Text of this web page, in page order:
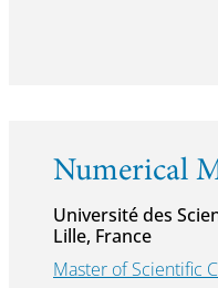
Numerical
Université des
Lille, France
Master of Scientific